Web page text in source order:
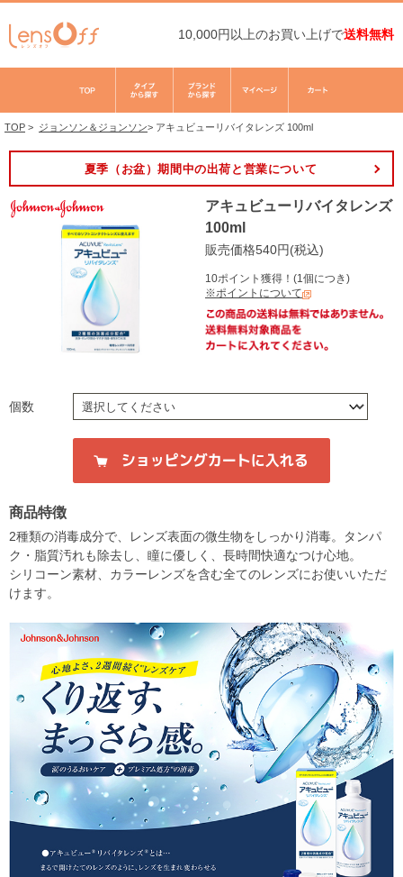
10,000円以上のお買い上げで送料無料
TOP > ジョンソン＆ジョンソン> アキュビューリバイタレンズ 100ml
夏季（お盆）期間中の出荷と営業について
アキュビューリバイタレンズ
100ml
販売価格540円(税込)
10ポイント獲得！(1個につき)
※ポイントについて
個数
商品特徴
2種類の消毒成分で、レンズ表面の微生物をしっかり消毒。タンパ
ク・脂質汚れも除去し、瞳に優しく、長時間快適なつけ心地。
シリコーン素材、カラーレンズを含む全てのレンズにお使いいただ
けます。